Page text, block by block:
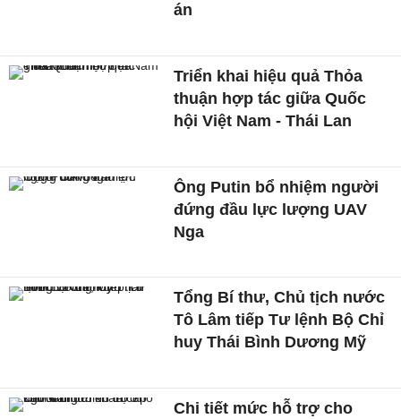
án
Triển khai hiệu quả Thỏa
thuận hợp tác giữa Quốc
hội Việt Nam - Thái Lan
Ông Putin bổ nhiệm người
đứng đầu lực lượng UAV
Nga
Tổng Bí thư, Chủ tịch nước
Tô Lâm tiếp Tư lệnh Bộ Chỉ
huy Thái Bình Dương Mỹ
Chi tiết mức hỗ trợ cho